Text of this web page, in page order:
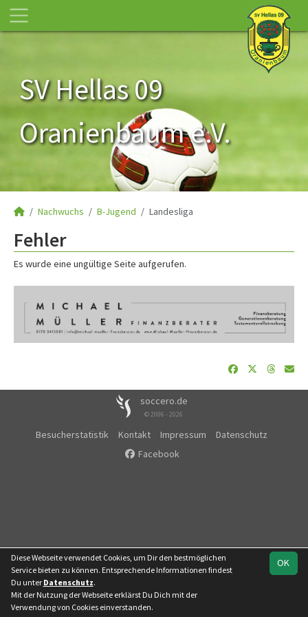
SV Hellas 09
Oranienbaum e.V.
Nachwuchs B-Jugend Landesliga
Team
Fehler
Es wurde eine ungültige Seite aufgerufen.
soccero.de
© 2006 - 2026
Besucherstatistik Kontakt Impressum
Datenschutz
Facebook
OK
Diese Webseite verwendet Cookies, um Dir den bestmöglichen
Service bieten zu können. Entsprechende Informationen findest
Du unter Datenschutz.
Mit der Nutzung der Webseite erklärst Du Dich mit der
Verwendung von Cookies einverstanden.